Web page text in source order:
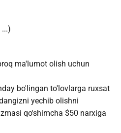
...)
ma'lumot olish uchun
bo'lingan to'lovlarga ruxsat
yechib olishni
qo'shimcha $50 narxiga